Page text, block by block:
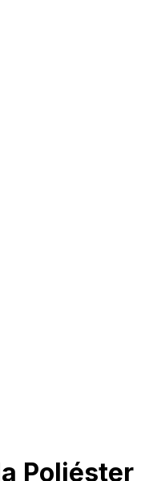
Poliéster